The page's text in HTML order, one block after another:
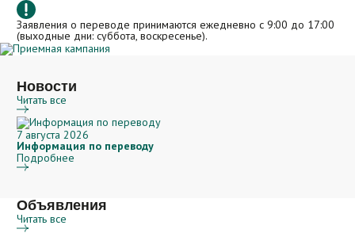
Заявления о переводе принимаются ежедневно с 9:00 до 17:00
(выходные дни: суббота, воскресенье).
Специальность «СПО Стоматология»
Новости
Читать все
7 августа 2026
Информация по переводу
Подробнее
Объявления
Читать все